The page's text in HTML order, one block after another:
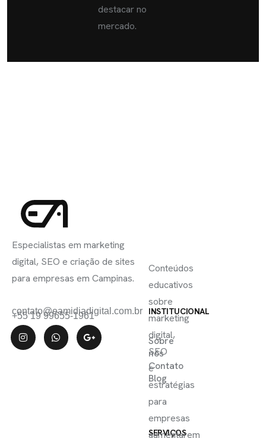
destacar no
mercado.
Especialistas em marketing
digital, SEO e criação de sites
para empresas em Campinas.
contato@eamidiadigital.com.br
+55 19 99655-1961 INSTITUCIONAL
Sobre
nós
Contato
Blog
SERVIÇOS
Conteúdos
educativos
sobre
marketing
digital,
SEO
e
estratégias
para
empresas
aumentarem